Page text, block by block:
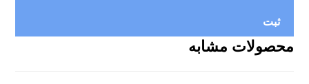
محصولات مشابه